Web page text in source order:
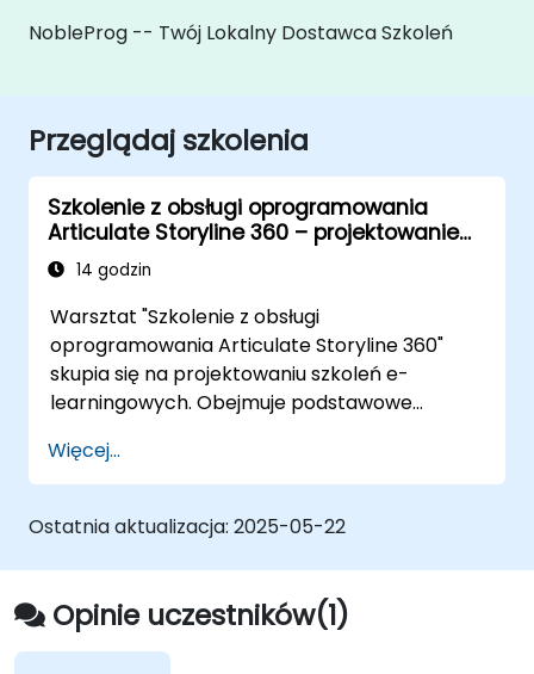
NobleProg -- Twój Lokalny Dostawca Szkoleń
Przeglądaj szkolenia
Szkolenie z obsługi oprogramowania
Articulate Storyline 360 – projektowanie
szkoleń e-learningowych
14 godzin
Warsztat "Szkolenie z obsługi
oprogramowania Articulate Storyline 360"
skupia się na projektowaniu szkoleń e-
learningowych. Obejmuje podstawowe
struktura szkolenia, obiekty i ich właściwości, a
także bardziej zaawansowane aspekty, w tym
prace zmiennymi, montażem i synchronizacją,
ustawieniami playera, tworzeniem zadań,
bankami pytań, oraz rozwiązywaniem
problemów i praktykami zaawansowanymi.
Więcej...
Ostatnia aktualizacja: 2025-05-22
Opinie uczestników(1)